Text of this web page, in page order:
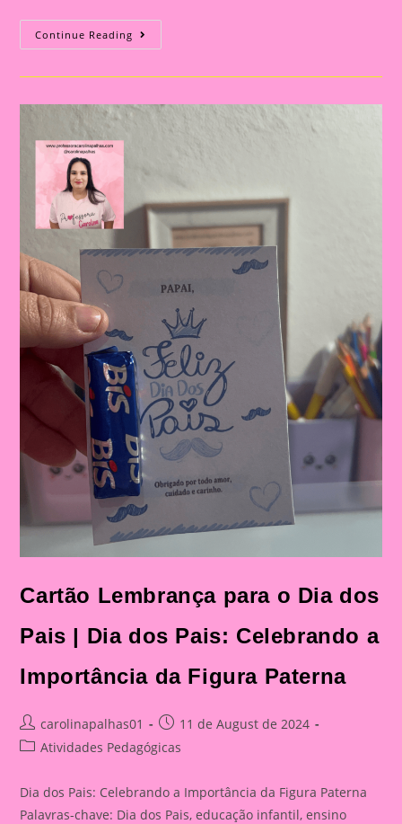
Continue Reading Atividade
Para
Dia
Dia
Aprendizado
Educação
Infantil
Fundamental
Cartão Lembrança para o Dia dos
Pais | Dia dos Pais: Celebrando a
Importância da Figura Paterna
Post
author:
carolinapalhas01
Post
published:
11 de August de 2024
PostAtividades Pedagógicas
Dia dos Pais: Celebrando a Importância da Figura Paterna
Palavras-chave: Dia dos Pais, educação infantil, ensino